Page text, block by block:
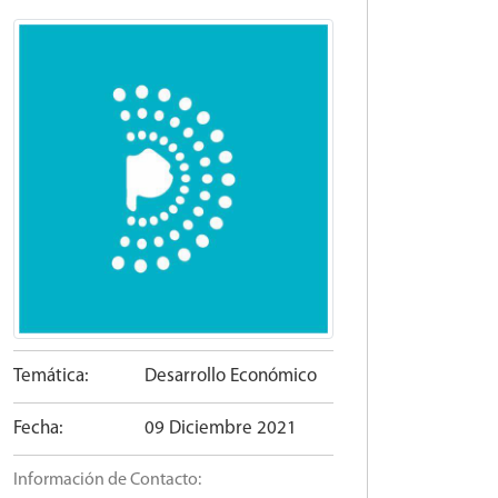
Temática: Desarrollo Económico
Fecha: 09 Diciembre 2021
Información de Contacto: